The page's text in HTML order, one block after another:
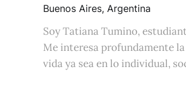
Buenos Aires, Argentina
Soy Tatiana Tumino,
Me interesa profundamente
vida ya sea en lo individual,